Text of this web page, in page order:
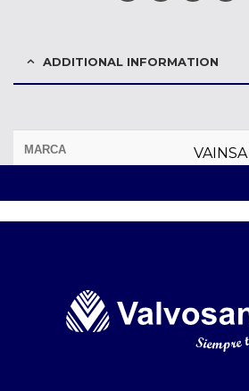
ADDITIONAL INFORMATION
MARCA VAINSA